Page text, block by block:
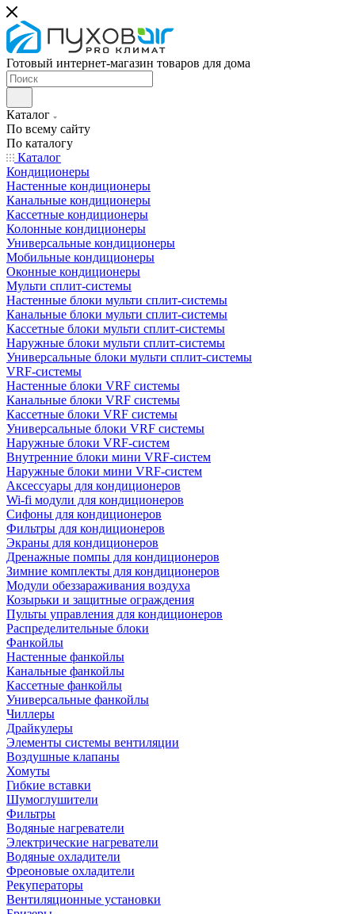
Готовый интернет-магазин товаров для дома
Каталог
По всему сайту
По каталогу
Каталог
Кондиционеры
Настенные кондиционеры
Канальные кондиционеры
Кассетные кондиционеры
Колонные кондиционеры
Универсальные кондиционеры
Мобильные кондиционеры
Оконные кондиционеры
Мульти сплит-системы
Настенные блоки мульти сплит-системы
Канальные блоки мульти сплит-системы
Кассетные блоки мульти сплит-системы
Наружные блоки мульти сплит-системы
Универсальные блоки мульти сплит-системы
VRF-системы
Настенные блоки VRF системы
Канальные блоки VRF системы
Кассетные блоки VRF системы
Универсальные блоки VRF системы
Наружные блоки VRF-систем
Внутренние блоки мини VRF-систем
Наружные блоки мини VRF-систем
Аксессуары для кондиционеров
Wi-fi модули для кондиционеров
Сифоны для кондиционеров
Фильтры для кондиционеров
Экраны для кондиционеров
Дренажные помпы для кондиционеров
Зимние комплекты для кондиционеров
Модули обеззараживания воздуха
Козырьки и защитные ограждения
Пульты управления для кондиционеров
Распределительные блоки
Фанкойлы
Настенные фанкойлы
Канальные фанкойлы
Кассетные фанкойлы
Универсальные фанкойлы
Чиллеры
Драйкулеры
Элементы системы вентиляции
Воздушные клапаны
Хомуты
Гибкие вставки
Шумоглушители
Фильтры
Водяные нагреватели
Электрические нагреватели
Водяные охладители
Фреоновые охладители
Рекуператоры
Вентиляционные установки